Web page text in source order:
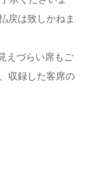
戻は致しかねま
えづらい席もご
収録した客席の